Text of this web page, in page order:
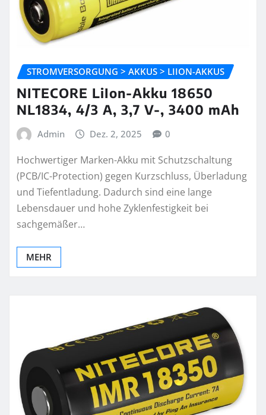
STROMVERSORGUNG > AKKUS > LIION-AKKUS
NITECORE LiIon-Akku 18650
NL1834, 4/3 A, 3,7 V-, 3400 mAh
Admin Dez. 2, 2025 0
Hochwertiger Marken-Akku mit Schutzschaltung
(PCB/IC-Protection) gegen Kurzschluss, Überladung
und Tiefentladung. Dadurch sind eine lange
Lebensdauer und hohe Zyklenfestigkeit bei
sachgemäßer…
MEHR